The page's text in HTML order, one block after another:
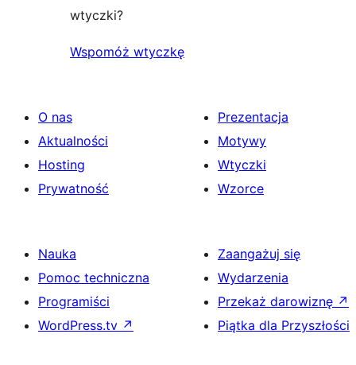
wtyczki?
Wspomóż wtyczkę
O nas
Aktualności
Hosting
Prywatność
Prezentacja
Motywy
Wtyczki
Wzorce
Nauka
Pomoc techniczna
Programiści
WordPress.tv ↗
Zaangażuj się
Wydarzenia
Przekaż darowiznę ↗
Piątka dla Przyszłości